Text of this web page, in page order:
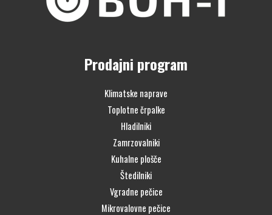
Prodajni program
Klimatske naprave
Toplotne črpalke
Hladilniki
Zamrzovalniki
Kuhalne plošče
Štedilniki
Vgradne pečice
Mikrovalovne pečice